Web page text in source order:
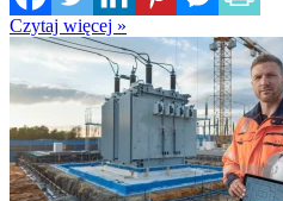
Czytaj więcej »